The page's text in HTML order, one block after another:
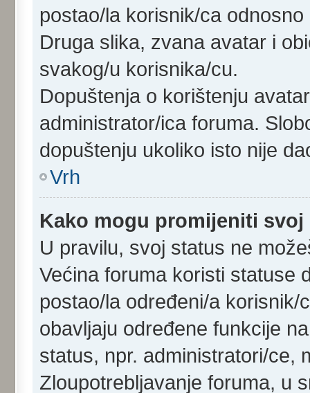
postao/la korisnik/ca
Druga slika, zvana avatar i
svakog/u korisnika/cu.
Dopuštenja o korištenju
administrator/ica foruma.
dopuštenju ukoliko isto nije
Vrh
Kako mogu promijeniti svoj
U pravilu, svoj status ne
Većina foruma koristi statuse
postao/la određeni/a
obavljaju određene funkcije
status, npr. administratori/ce,
Zloupotrebljavanje foruma, u